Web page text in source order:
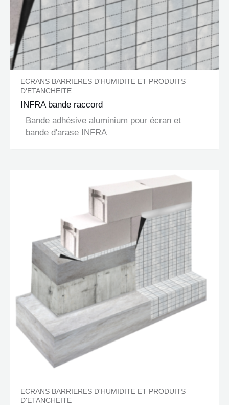
ECRANS BARRIERES D'HUMIDITE ET PRODUITS
D'ETANCHEITE
INFRA bande raccord
Bande adhésive aluminium pour écran et
bande d'arase INFRA
ECRANS BARRIERES D'HUMIDITE ET PRODUITS
D'ETANCHEITE